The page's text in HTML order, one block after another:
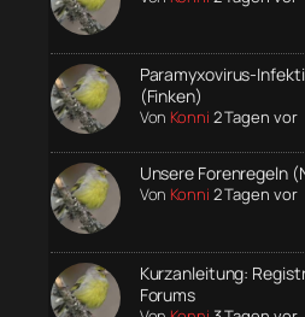
Paramyxovirus-
(Finken)
Von Konni 2 Tagen vor
Unsere Forenregeln
Von Konni 2 Tagen vor
Kurzanleitung:
Forums